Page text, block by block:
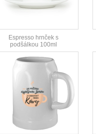
Espresso hrnček s
podšálkou 100ml